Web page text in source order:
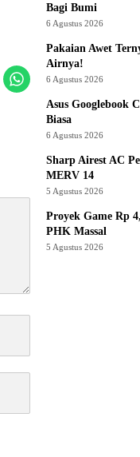
Bagi Bumi
6 Agustus 2026
Pakaian Awet
Airnya!
6 Agustus 2026
Asus Googlebook
Biasa
6 Agustus 2026
Sharp Airest AC
MERV 14
5 Agustus 2026
Proyek Game Rp
PHK Massal
5 Agustus 2026